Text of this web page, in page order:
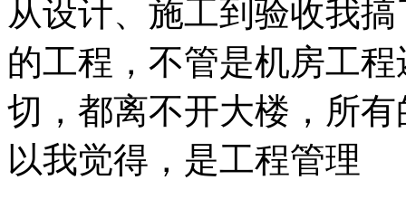
从设计、施工到验收我
的工程，不管是机房工
切，都离不开大楼，所
以我觉得，是工程管理